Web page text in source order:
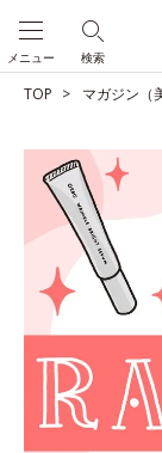
検索
メニュー
TOP マガジン（